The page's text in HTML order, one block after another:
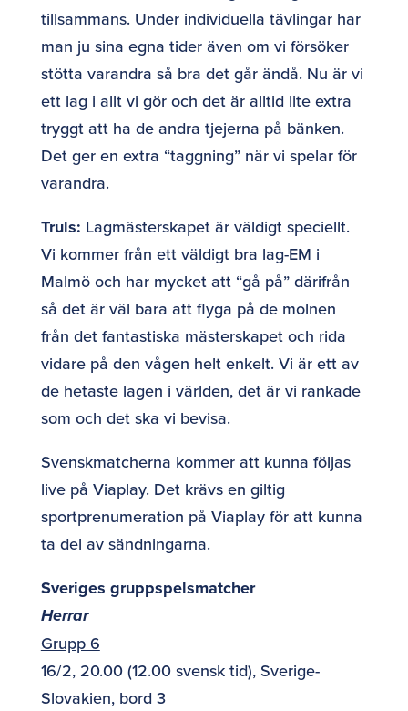
tillsammans. Under individuella tävlingar har
man ju sina egna tider även om vi försöker
stötta varandra så bra det går ändå. Nu är vi
ett lag i allt vi gör och det är alltid lite extra
tryggt att ha de andra tjejerna på bänken.
Det ger en extra “taggning” när vi spelar för
varandra.
Truls: Lagmästerskapet är väldigt speciellt.
Vi kommer från ett väldigt bra lag-EM i
Malmö och har mycket att “gå på” därifrån
så det är väl bara att flyga på de molnen
från det fantastiska mästerskapet och rida
vidare på den vågen helt enkelt. Vi är ett av
de hetaste lagen i världen, det är vi rankade
som och det ska vi bevisa.
Svenskmatcherna kommer att kunna följas
live på Viaplay. Det krävs en giltig
sportprenumeration på Viaplay för att kunna
ta del av sändningarna.
Sveriges gruppspelsmatcher
Herrar
Grupp 6
16/2, 20.00 (12.00 svensk tid), Sverige-
Slovakien, bord 3